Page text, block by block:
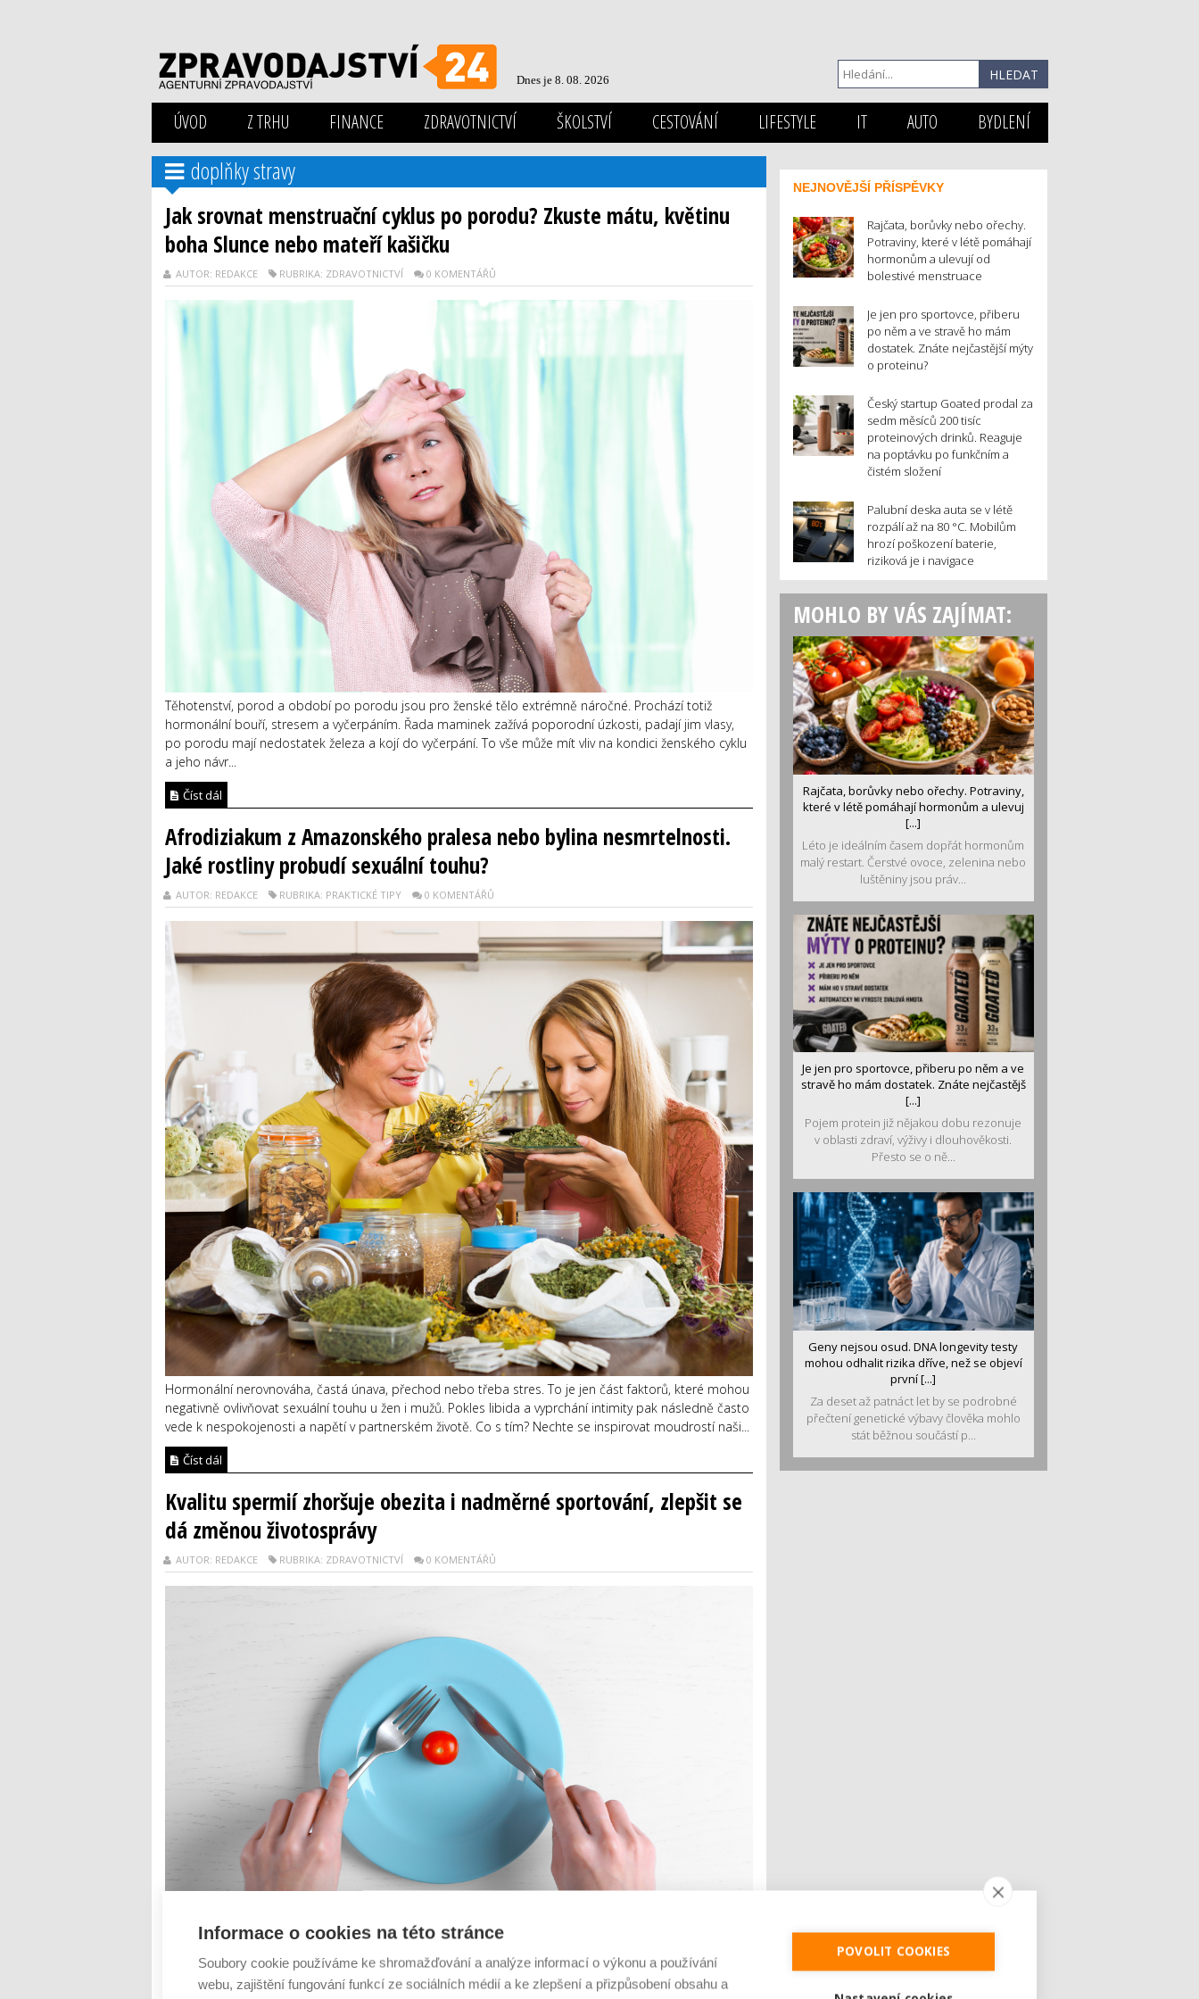
Dnes je 8. 08. 2026
ÚVOD Z TRHU FINANCE ZDRAVOTNICTVÍ ŠKOLSTVÍ CESTOVÁNÍ LIFESTYLE IT AUTO BYDLENÍ
doplňky stravy
Jak srovnat menstruační cyklus po porodu? Zkuste mátu, květinu
boha Slunce nebo mateří kašičku
AUTOR: REDAKCE RUBRIKA: ZDRAVOTNICTVÍ 0 KOMENTÁŘŮ
Těhotenství, porod a období po porodu jsou pro ženské tělo extrémně náročné. Prochází totiž
hormonální bouří, stresem a vyčerpáním. Řada maminek zažívá poporodní úzkosti, padají jim vlasy,
po porodu mají nedostatek železa a kojí do vyčerpání. To vše může mít vliv na kondici ženského cyklu
a jeho návr...
Číst dál
Afrodiziakum z Amazonského pralesa nebo bylina nesmrtelnosti.
Jaké rostliny probudí sexuální touhu?
AUTOR: REDAKCE RUBRIKA: PRAKTICKÉ TIPY 0 KOMENTÁŘŮ
Hormonální nerovnováha, častá únava, přechod nebo třeba stres. To je jen část faktorů, které mohou
negativně ovlivňovat sexuální touhu u žen i mužů. Pokles libida a vyprchání intimity pak následně často
vede k nespokojenosti a napětí v partnerském životě. Co s tím? Nechte se inspirovat moudrostí naši...
Číst dál
Kvalitu spermií zhoršuje obezita i nadměrné sportování, zlepšit se
dá změnou životosprávy
AUTOR: REDAKCE RUBRIKA: ZDRAVOTNICTVÍ 0 KOMENTÁŘŮ
Stres, obezita, užívání antibiotik nebo třeba nadměrné posilování. To je jen část faktorů, které mohou
NEJNOVĚJŠÍ PŘÍSPĚVKY
Rajčata, borůvky nebo ořechy.
Potraviny, které v létě pomáhají
hormonům a ulevují od
bolestivé menstruace
Je jen pro sportovce, přiberu
po něm a ve stravě ho mám
dostatek. Znáte nejčastější mýty
o proteinu?
Český startup Goated prodal za
sedm měsíců 200 tisíc
proteinových drinků. Reaguje
na poptávku po funkčním a
čistém složení
Palubní deska auta se v létě
rozpálí až na 80 °C. Mobilům
hrozí poškození baterie,
riziková je i navigace
MOHLO BY VÁS ZAJÍMAT:
Rajčata, borůvky nebo ořechy. Potraviny,
které v létě pomáhají hormonům a ulevuj
[...]
Léto je ideálním časem dopřát hormonům
malý restart. Čerstvé ovoce, zelenina nebo
luštěniny jsou práv...
Je jen pro sportovce, přiberu po něm a ve
stravě ho mám dostatek. Znáte nejčastějš
[...]
Pojem protein již nějakou dobu rezonuje
v oblasti zdraví, výživy i dlouhověkosti.
Přesto se o ně...
Geny nejsou osud. DNA longevity testy
mohou odhalit rizika dříve, než se objeví
první [...]
Za deset až patnáct let by se podrobné
přečtení genetické výbavy člověka mohlo
stát běžnou součástí p...
Informace o cookies na této stránce
Soubory cookie používáme ke shromažďování a analýze informací o výkonu a používání
webu, zajištění fungování funkcí ze sociálních médií a ke zlepšení a přizpůsobení obsahu a
POVOLIT COOKIES